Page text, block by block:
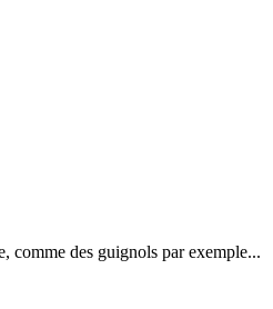
comme des guignols par exemple...